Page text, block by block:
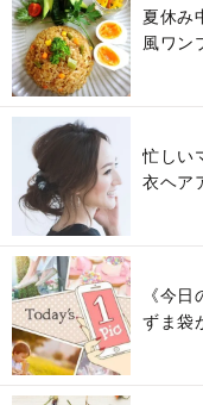
夏休み
風ワン
忙しい
衣ヘア
《今
ずま袋